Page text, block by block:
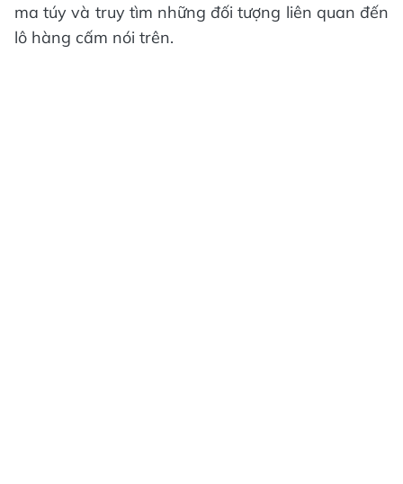
ma túy và truy tìm những đối tượng liên quan đến
lô hàng cấm nói trên.